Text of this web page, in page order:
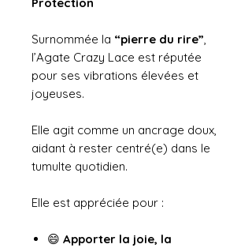
Surnommée la “pierre du rire”,
l’Agate Crazy Lace est réputée
pour ses vibrations élevées et
joyeuses.
Elle agit comme un ancrage doux,
aidant à rester centré(e) dans le
tumulte quotidien.
Elle est appréciée pour :
😄 Apporter la joie, la